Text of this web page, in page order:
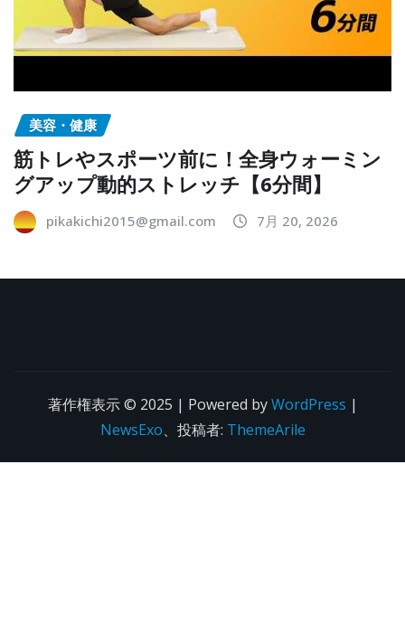
美容・健康
筋トレやスポーツ前に！全身ウォーミン
グアップ動的ストレッチ【6分間】
pikakichi2015@gmail.com 7月 20, 2026
著作権表示 © 2025 | Powered byWordPress |
NewsExo、投稿者: ThemeArile